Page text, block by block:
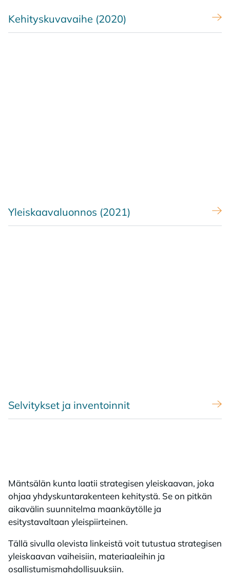
Kehityskuvavaihe (2020)
Yleiskaavaluonnos (2021)
Selvitykset ja inventoinnit
Mäntsälän kunta laatii strategisen yleiskaavan, joka
ohjaa yhdyskuntarakenteen kehitystä. Se on pitkän
aikavälin suunnitelma maankäytölle ja
esitystavaltaan yleispiirteinen.
Tällä sivulla olevista linkeistä voit tutustua strategisen
yleiskaavan vaiheisiin, materiaaleihin ja
osallistumismahdollisuuksiin.